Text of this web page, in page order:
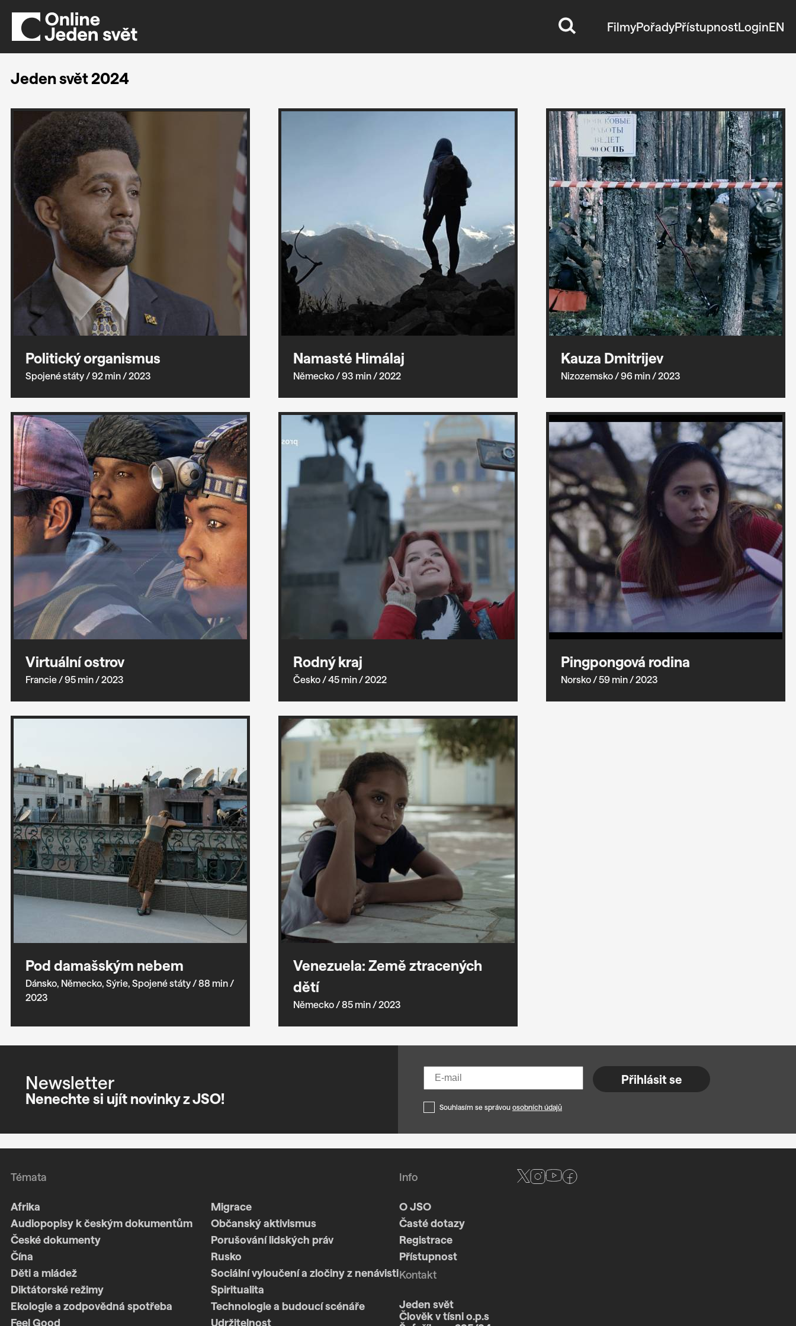
FilmyPořadyPřístupnostLoginEN
Jeden svět 2024
Politický organismus
Spojené státy/ 92 min/ 2023
Namasté Himálaj
Německo/ 93 min/ 2022
Kauza Dmitrijev
Nizozemsko/ 96 min/ 2023
Virtuální ostrov
Francie/ 95 min/ 2023
Rodný kraj
Česko/ 45 min/ 2022
Pingpongová rodina
Norsko/ 59 min/ 2023
Pod damašským nebem
Dánsko, Německo, Sýrie, Spojené státy/ 88 min/
2023
Venezuela: Země ztracených
dětí
Německo/ 85 min/ 2023
Newsletter
Nenechte si ujít novinky z JSO!
Přihlásit se
Souhlasím se správou osobních údajů
Témata
Afrika
Migrace
Audiopopisy k českým dokumentům
Občanský aktivismus
České dokumenty
Porušování lidských práv
Čína
Rusko
Děti a mládež
Sociální vyloučení a zločiny z nenávisti
Diktátorské režimy
Spiritualita
Ekologie a zodpovědná spotřeba
Technologie a budoucí scénáře
Feel Good
Udržitelnost
Info
O JSO
Časté dotazy
Registrace
Přístupnost
Kontakt
Jeden svět
Člověk v tísni o.p.s